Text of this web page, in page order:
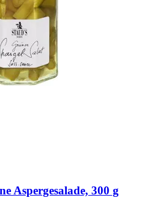
Aspergesalade, 300 g